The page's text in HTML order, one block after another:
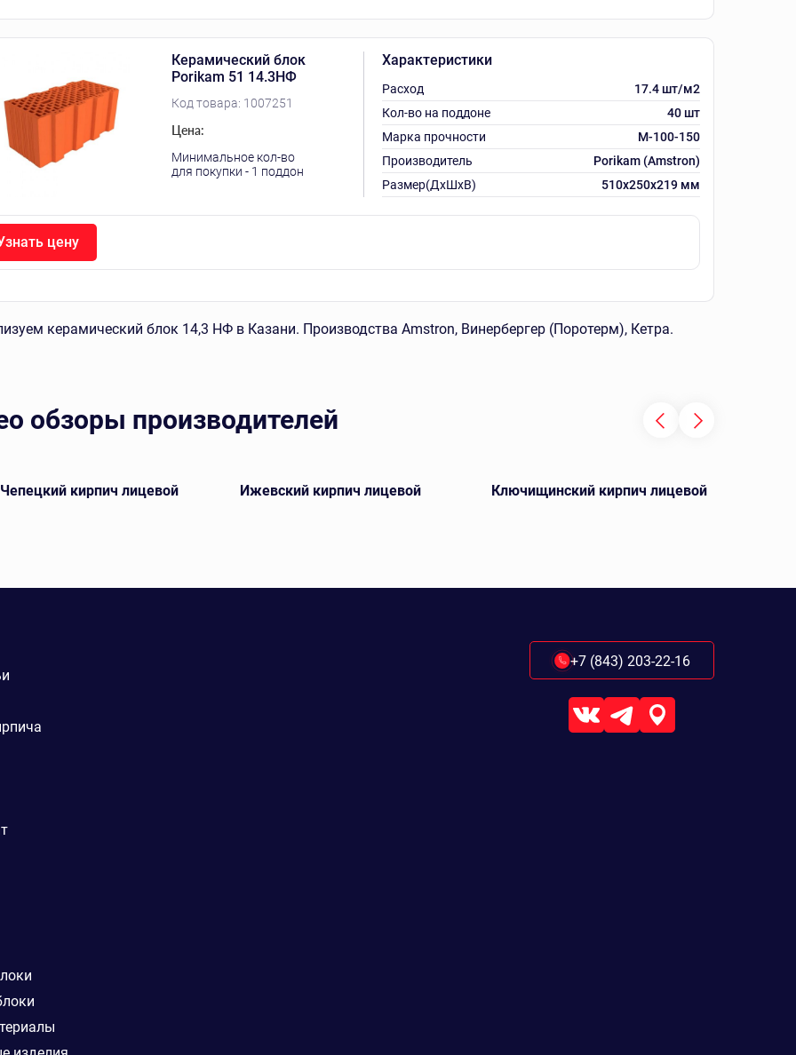
Керамический блок
Porikam 51 14.3НФ
Код товара: 1007251
Цена:
Минимальное кол-во
для покупки - 1 поддон
Характеристики
Расход
17.4 шт/м2
Кол-во на поддоне
40 шт
Марка прочности
М-100-150
Производитель
Porikam (Amstron)
Размер(ДхШхВ)
510х250х219 мм
цену
керамический блок 14,3 НФ в Казани. Производства Amstron, Винербергер (Поротерм), Кетра.
обзоры производителей
кирпич лицевой Ижевский кирпич лицевой Ключищинский кирпич лицевой
+7 (843) 203-22-16